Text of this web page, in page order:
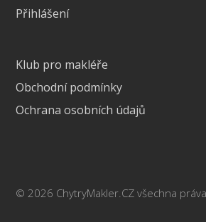
Přihlášení
Klub pro makléře
Obchodní podmínky
Ochrana osobních údajů
© 2026 ChytryMakler.CZ všechna